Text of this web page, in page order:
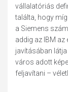
vállalatóriás
találta, hogy
a Siemens
addig az IBM
javításában
város adott
feljavítani –